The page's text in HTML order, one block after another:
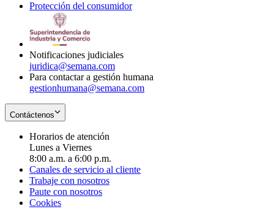
window
newin
Protección del consumidorOpens
Notificaciones judiciales
juridica@semana.com
Para contactar a gestión humana
gestionhumana@semana.com
Contáctenos
Horarios de atención
Lunes a Viernes
8:00 a.m. a 6:00 p.m.
Canales de servicio al cliente
Trabaje con nosotros
Paute con nosotros
Cookies